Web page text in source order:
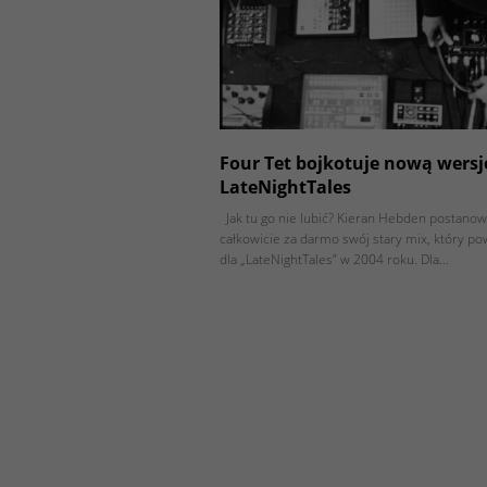
Four Tet bojkotuje nową
LateNightTales
Jak tu go nie lubić? Kieran Hebden
całkowicie za darmo swój stary mix, który
dla „LateNightTales” w 2004 roku. Dla…